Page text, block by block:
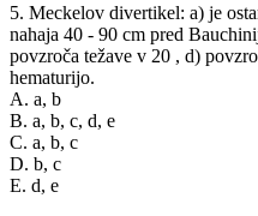
5. Meckelov divertikel: a) je
nahaja 40 - 90 cm pred
povzroča težave v 20 , d)
hematurijo.
A. a, b
B. a, b, c, d, e
C. a, b, c
D. b, c
E. d, e